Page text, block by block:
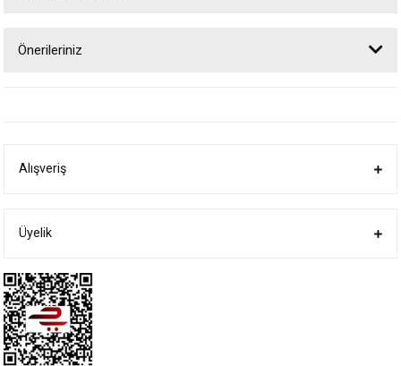
Önerileriniz
Ürün bilgilerinde hatalar bulunuyor.
Bu ürüne benzer farklı alternatifler olmalı.
Alışveriş
Üyelik